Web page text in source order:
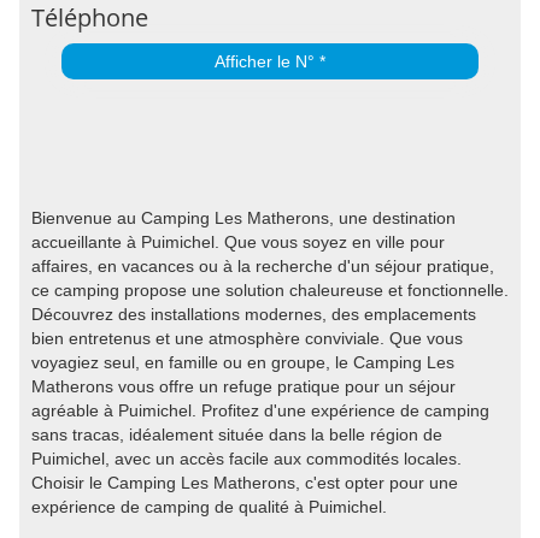
Téléphone
Afficher le N° *
Bienvenue au Camping Les Matherons, une destination
accueillante à Puimichel. Que vous soyez en ville pour
affaires, en vacances ou à la recherche d'un séjour pratique,
ce camping propose une solution chaleureuse et fonctionnelle.
Découvrez des installations modernes, des emplacements
bien entretenus et une atmosphère conviviale. Que vous
voyagiez seul, en famille ou en groupe, le Camping Les
Matherons vous offre un refuge pratique pour un séjour
agréable à Puimichel. Profitez d'une expérience de camping
sans tracas, idéalement située dans la belle région de
Puimichel, avec un accès facile aux commodités locales.
Choisir le Camping Les Matherons, c'est opter pour une
expérience de camping de qualité à Puimichel.